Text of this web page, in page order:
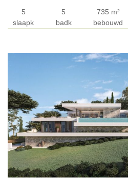
5
slaapk
5
badk
735 m²
bebouwd